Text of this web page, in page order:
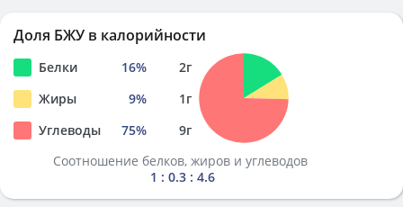
Доля БЖУ в калорийности
Белки 16% 2г
Жиры
9% 1г
Углеводы
75% 9г
Соотношение белков, жиров и углеводов
1 : 0.3 : 4.6